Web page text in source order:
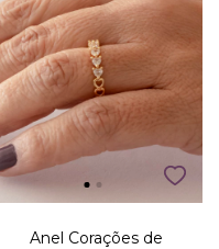
Anel Corações de